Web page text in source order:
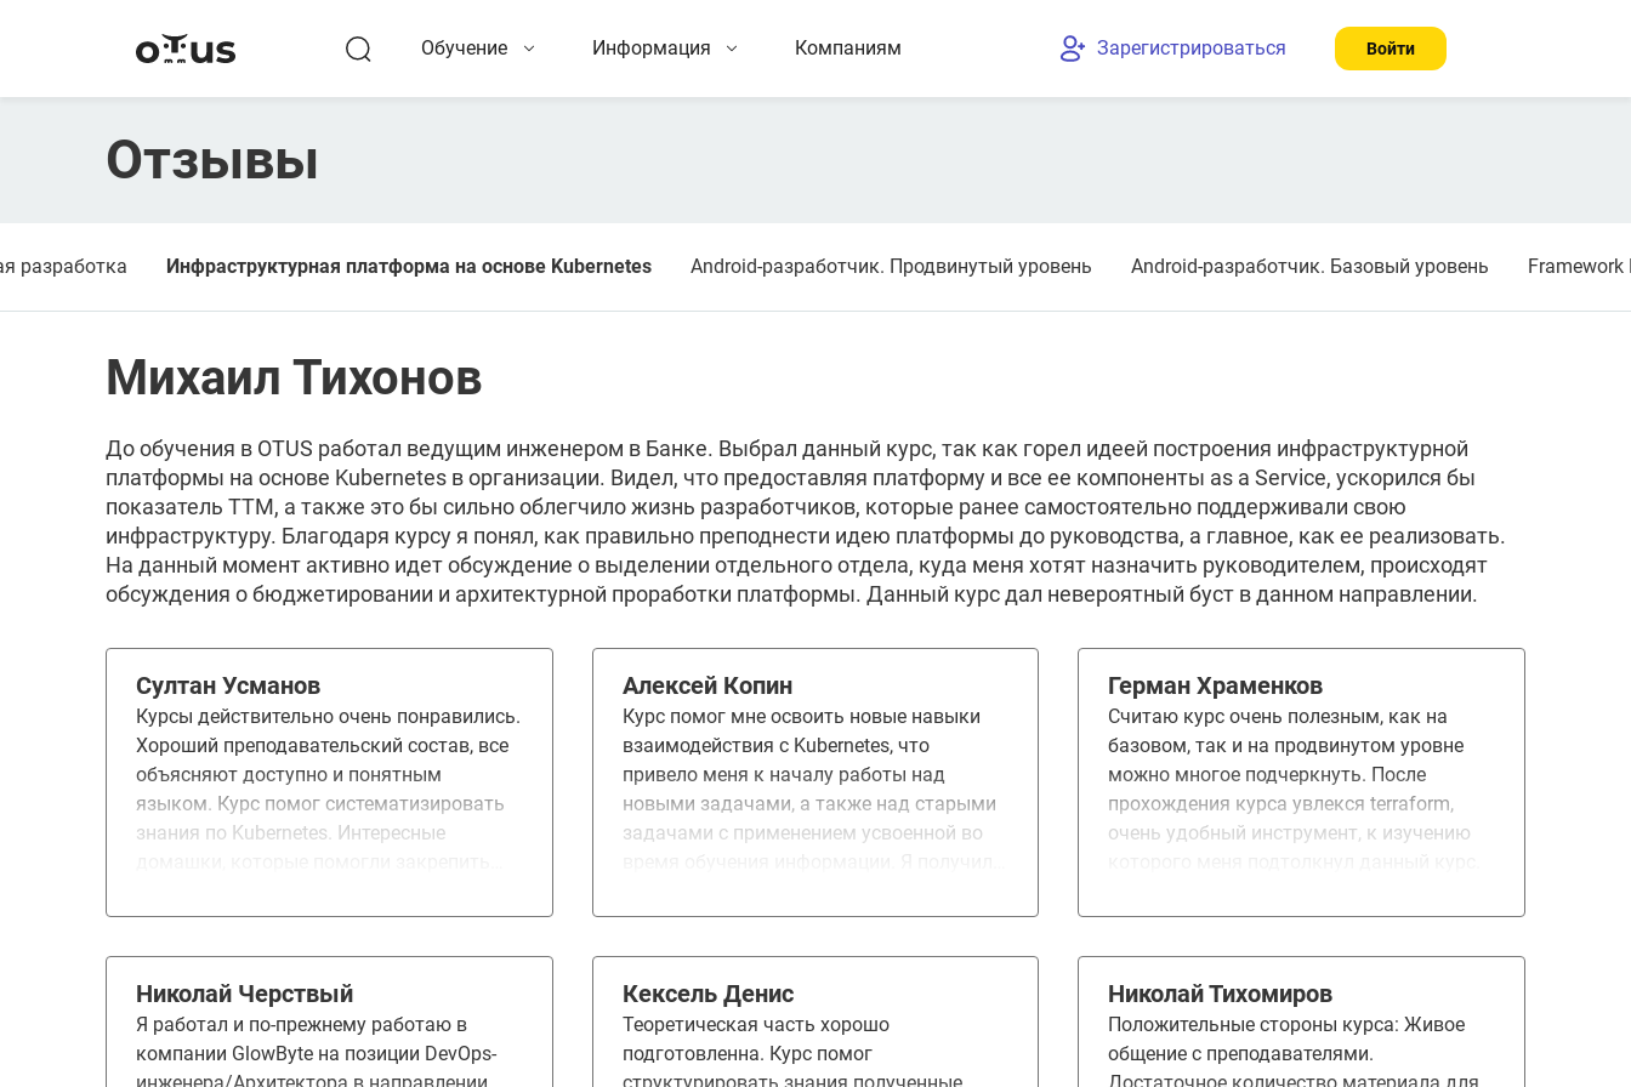
Обучение Информация Компаниям Зарегистрироваться Войти
Отзывы
разработка Инфраструктурная платформа на основе Kubernetes Android-разработчик. Продвинутый уровень Android-разработчик. Базовый уровень Framework
Михаил Тихонов
До обучения в OTUS работал ведущим инженером в Банке. Выбрал данный курс, так как горел идеей построения инфраструктурной
платформы на основе Kubernetes в организации. Видел, что предоставляя платформу и все ее компоненты as a Service, ускорился бы
показатель TTM, а также это бы сильно облегчило жизнь разработчиков, которые ранее самостоятельно поддерживали свою
инфраструктуру. Благодаря курсу я понял, как правильно преподнести идею платформы до руководства, а главное, как ее реализовать.
На данный момент активно идет обсуждение о выделении отдельного отдела, куда меня хотят назначить руководителем, происходят
обсуждения о бюджетировании и архитектурной проработки платформы. Данный курс дал невероятный буст в данном направлении.
Султан Усманов
Курсы действительно очень понравились.
Хороший преподавательский состав, все
объясняют доступно и понятным
языком. Курс помог систематизировать
знания по Kubernetes. Интересные
мониторинг, Service mesh, Istio, vault,
темы которые очень пригодились в
работе. Рекомендую курс для
прохождения.
Алексей Копин
Курс помог мне освоить новые навыки
взаимодействия с Kubernetes, что
привело меня к началу работы над
новыми задачами, а также над старыми
задачами с применением усвоенной во
управления компонентами. Курс
Герман Храменков
Считаю курс очень полезным, как на
базовом, так и на продвинутом уровне
можно многое подчеркнуть. После
прохождения курса увлекся terraform,
очень удобный инструмент, к изучению
Николай Черствый
Я работал и по-прежнему работаю в
компании GlowByte на позиции DevOps-
Кексель Денис
Теоретическая часть хорошо
подготовленна. Курс помог
Николай Тихомиров
Положительные стороны курса: Живое
общение с преподавателями.